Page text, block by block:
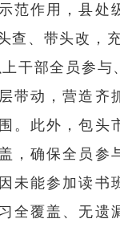
范作用，县处
查、带头改，
干部全员参与
带动，营造齐
。此外，包头
，确保全员参
未能参加读书
全覆盖、无遗